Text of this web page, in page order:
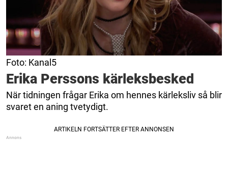
Foto: Kanal5
Erika Perssons kärleksbesked
När tidningen frågar Erika om hennes kärleksliv så blir
svaret en aning tvetydigt.